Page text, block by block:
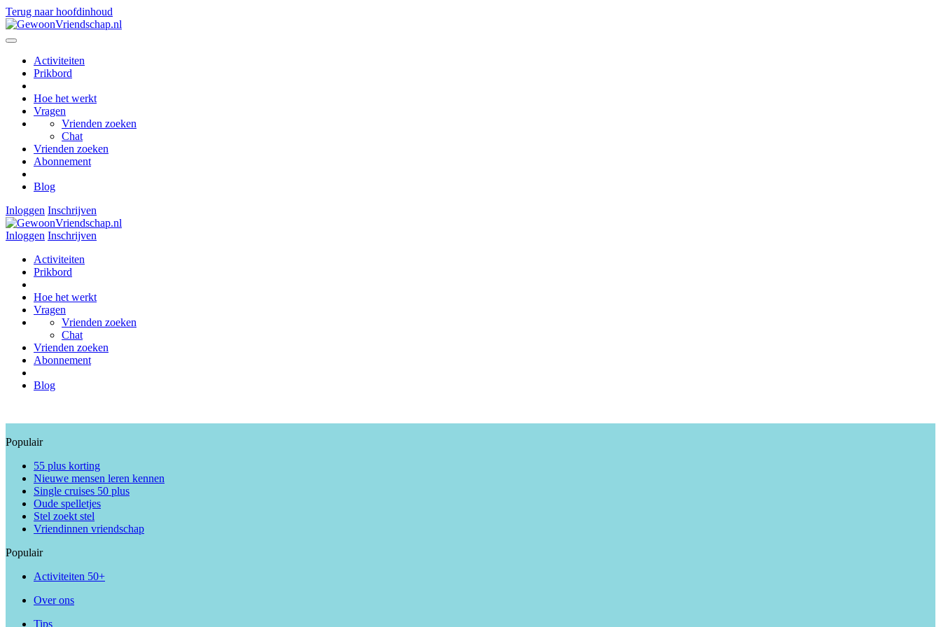
Terug naar hoofdinhoud
Activiteiten
Prikbord
Hoe het werkt
Vragen
Vrienden zoeken
Chat
Vrienden zoeken
Abonnement
Blog
Inloggen Inschrijven
Inloggen Inschrijven
Activiteiten
Prikbord
Hoe het werkt
Vragen
Vrienden zoeken
Chat
Vrienden zoeken
Abonnement
Blog
Populair
55 plus korting
Nieuwe mensen leren kennen
Single cruises 50 plus
Oude spelletjes
Stel zoekt stel
Vriendinnen vriendschap
Populair
Activiteiten 50+
Over ons
Tips